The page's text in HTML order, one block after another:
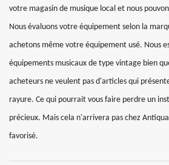
votre magasin de musique local et nous
Nous évaluons votre équipement selon la
achetons même votre équipement usé. Nous
équipements musicaux de type vintage bien
acheteurs ne veulent pas d'articles qui
rayure. Ce qui pourrait vous faire perdre un
précieux. Mais cela n'arrivera pas chez
favorisé.